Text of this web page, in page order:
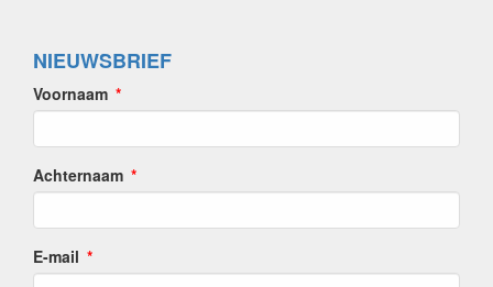
NIEUWSBRIEF
Voornaam
Achternaam
E-mail